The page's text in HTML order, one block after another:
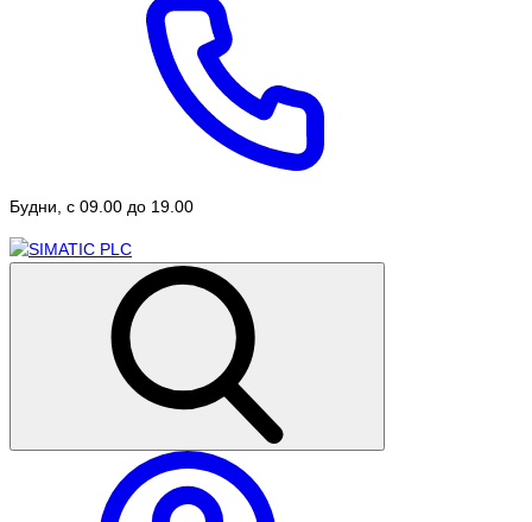
Будни, с 09.00 до 19.00